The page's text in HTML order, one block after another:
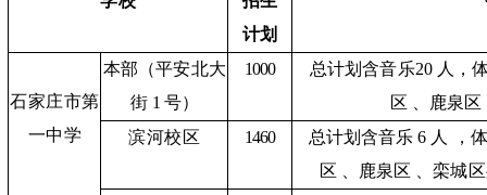
计划
石家庄市第
一中学
本部（平安北大
街 1 号）
1000 总计划含音乐20 人，
区
、鹿泉区
滨河校区
1460 总计划含音乐 6 人
，
区
、鹿泉区 、栾城